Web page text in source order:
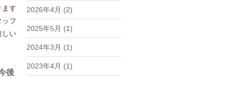
ます
ッフ
しい
後
2026年4月 (2)
2025年5月 (1)
2024年3月 (1)
2023年4月 (1)